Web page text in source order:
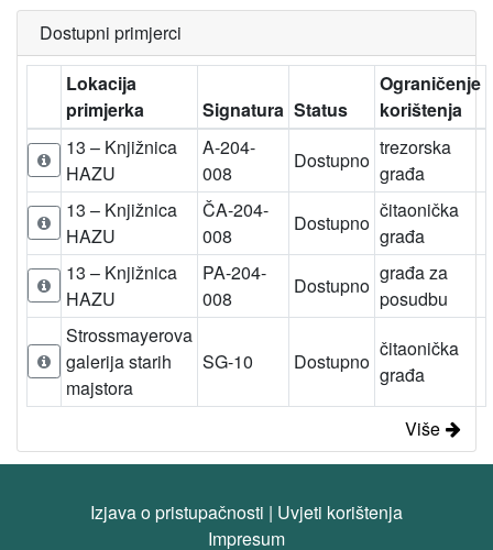
Dostupni primjerci
Lokacija
primjerka
Signatura Status
Ograničenje
korištenja
13 – Knjižnica
HAZU
A-204-
008
Dostupno
trezorska
građa
13 – Knjižnica
HAZU
ČA-204-
008
Dostupno
čitaonička
građa
13 – Knjižnica
HAZU
PA-204-
008
Dostupno
građa za
posudbu
Strossmayerova
galerija starih
majstora
SG-10 Dostupno
čitaonička
građa
Više
Izjava o pristupačnosti | Uvjeti korištenja
Impresum